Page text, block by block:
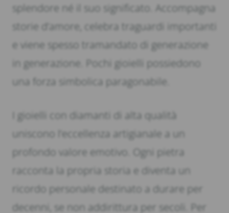
splendore né il suo significato. Accompagna
storie d’amore, celebra traguardi importanti
e viene spesso tramandato di generazione
in generazione. Pochi gioielli possiedono
una forza simbolica paragonabile.
I gioielli con diamanti di alta qualità
uniscono l’eccellenza artigianale a un
profondo valore emotivo. Ogni pietra
racconta la propria storia e diventa un
ricordo personale destinato a durare per
decenni, se non addirittura per secoli. Per